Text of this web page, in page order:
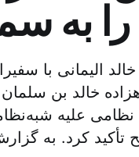
را به
الیمانی با
خالد بن
علیه
کرد. به